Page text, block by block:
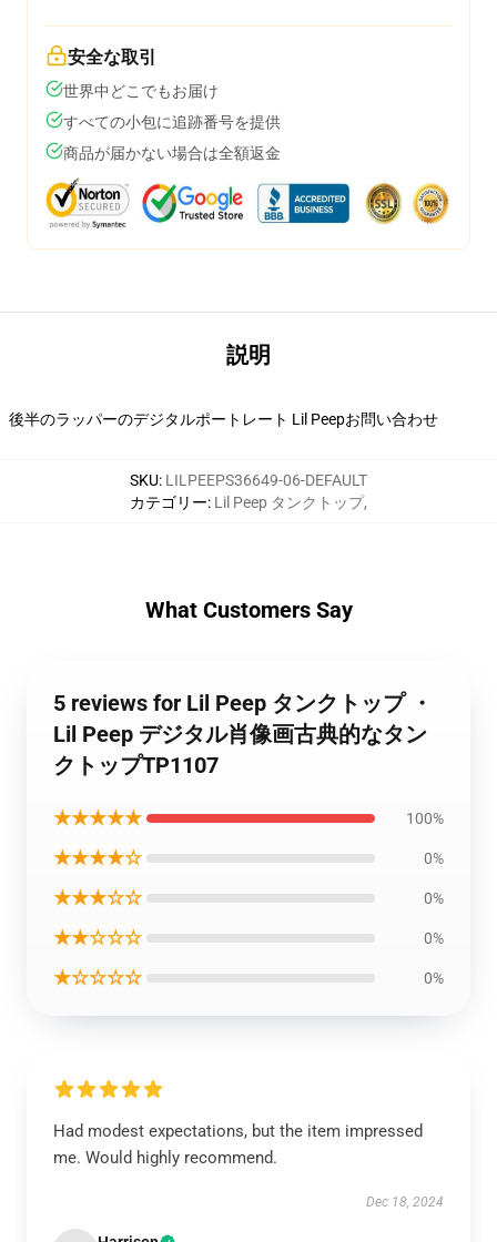
安全な取引
世界中どこでもお届け
すべての小包に追跡番号を提供
商品が届かない場合は全額返金
説明
後半のラッパーのデジタルポートレート Lil Peepお問い合わせ
SKU: LILPEEPS36649-06-DEFAULT
カテゴリー: Lil Peep タンクトップ,
What Customers Say
5 reviews for Lil Peep タンクトップ ・
Lil Peep デジタル肖像画古典的なタン
クトップTP1107
★★★★★ 100%
★★★★☆ 0%
★★★☆☆ 0%
★★☆☆☆ 0%
★☆☆☆☆ 0%
Had modest expectations, but the item impressed
me. Would highly recommend.
Dec 18, 2024